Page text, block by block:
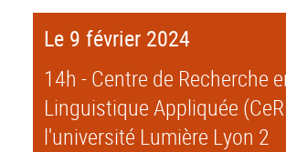
Le 9 février 2024
14h - Centre de Recherche
Linguistique Appliquée
l'université Lumière Lyon 2